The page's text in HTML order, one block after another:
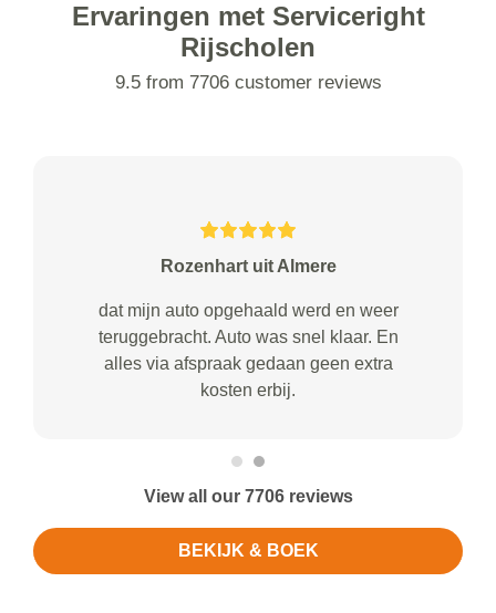
Ervaringen met Serviceright
Rijscholen
9.5 from 7706 customer reviews
Rozenhart uit Almere
dat mijn auto opgehaald werd en weer
teruggebracht. Auto was snel klaar. En
alles via afspraak gedaan geen extra
kosten erbij.
View all our 7706 reviews
BEKIJK & BOEK